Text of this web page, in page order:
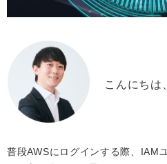
こんにちは
普段AWSにログインする際、IAM